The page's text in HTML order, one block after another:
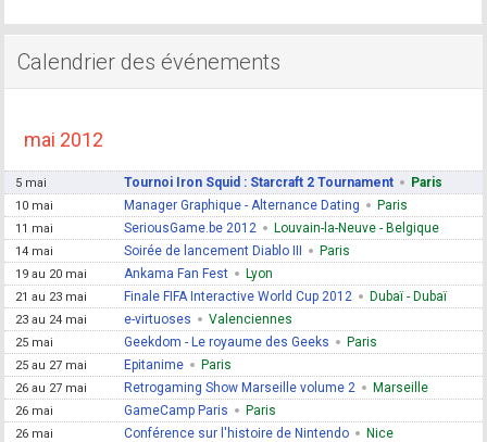
Calendrier des événements
mai 2012
5 mai Tournoi Iron Squid : Starcraft 2 Tournament Paris
10 mai Manager Graphique - Alternance Dating Paris
11 mai SeriousGame.be 2012 Louvain-la-Neuve - Belgique
14 mai Soirée de lancement Diablo III Paris
19 au 20 mai Ankama Fan Fest Lyon
21 au 23 mai Finale FIFA Interactive World Cup 2012 Dubaï - Dubaï
23 au 24 mai e-virtuoses Valenciennes
25 mai Geekdom - Le royaume des Geeks Paris
25 au 27 mai Epitanime Paris
26 au 27 mai Retrogaming Show Marseille volume 2 Marseille
26 mai GameCamp Paris Paris
26 mai Conférence sur l'histoire de Nintendo Nice